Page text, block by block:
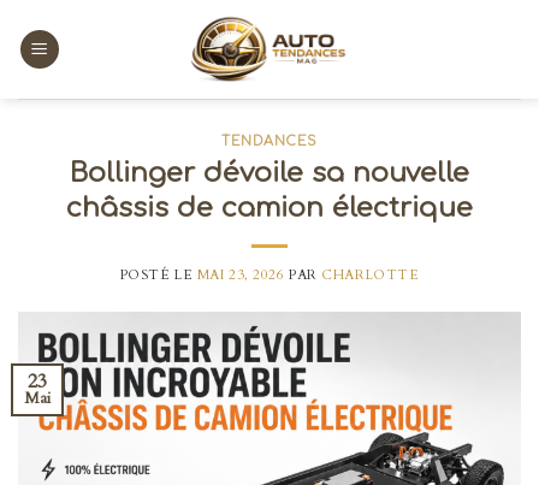
content
TENDANCES
Bollinger dévoile sa nouvelle
châssis de camion électrique
POSTÉ LE MAI 23, 2026 PAR CHARLOTTE
23
Mai